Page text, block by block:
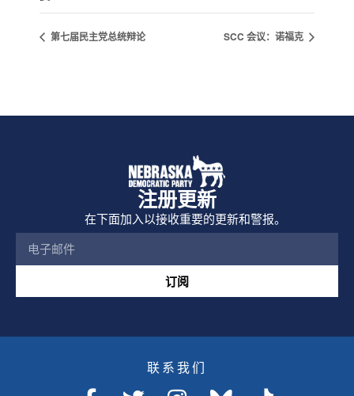
第七届民主党总统辩论 SCC 会议：诺福克
注册更新
在下面加入以接收重要的更新和警报。
订阅
联系我们